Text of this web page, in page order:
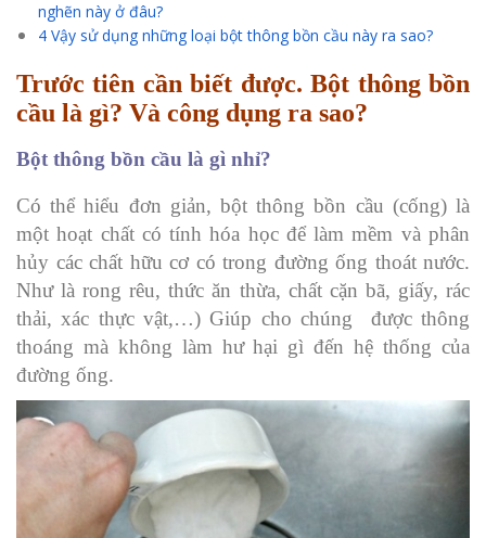
nghẽn này ở đâu?
4 Vậy sử dụng những loại bột thông bồn cầu này ra sao?
Trước tiên cần biết được. Bột thông bồn
cầu là gì? Và công dụng ra sao?
Bột thông bồn cầu là gì nhỉ?
Có thể hiểu đơn giản, bột thông bồn cầu (cống) là
một hoạt chất có tính hóa học để làm mềm và phân
hủy các chất hữu cơ có trong đường ống thoát nước.
Như là rong rêu, thức ăn thừa, chất cặn bã, giấy, rác
thải, xác thực vật,…) Giúp cho chúng được thông
thoáng mà không làm hư hại gì đến hệ thống của
đường ống.